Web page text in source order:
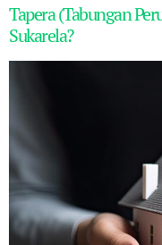
Tapera (Tabungan
Sukarela?